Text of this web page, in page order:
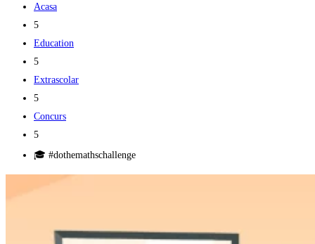
Acasa
5
Education
5
Extrascolar
5
Concurs
5
🎓 #dothemathschallenge